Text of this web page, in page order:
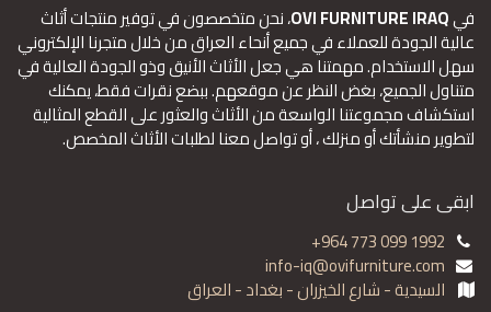
فيOVI FURNITURE IRAQ، نحن متخصصون في توفير منتجات أثاث
عالية الجودة للعملاء في جميع أنحاء العراق من خلال متجرنا الإلكتروني
سهل الاستخدام. مهمتنا هي جعل الأثاث الأنيق وذو الجودة العالية في
متناول الجميع، بغض النظر عن موقعهم. ببضع نقرات فقط، يمكنك
استكشاف مجموعتنا الواسعة من الأثاث والعثور على القطع المثالية
لتطوير منشأتك أو منزلك ، أو تواصل معنا لطلبات الأثاث المخصص.
ابقى على تواصل
+964 773 099 1992
info-iq@ovifurniture.com
السيدية - شارع الخيزران - بغداد - العراق